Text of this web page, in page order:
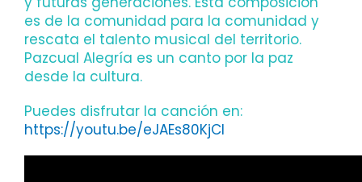
es de la comunidad para la comunidad y
rescata el talento musical del territorio.
Pazcual Alegría es un canto por la paz
desde la cultura.
Puedes disfrutar la canción en:
https://youtu.be/eJAEs80KjCI